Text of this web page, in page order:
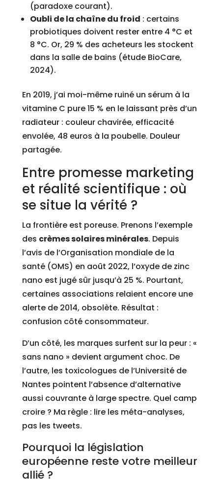
(paradoxe courant).
Oubli de la chaîne du froid : certains
probiotiques doivent rester entre 4 °C et
8 °C. Or, 29 % des acheteurs les stockent
dans la salle de bains (étude BioCare,
2024).
En 2019, j’ai moi-même ruiné un sérum à la
vitamine C pure 15 % en le laissant près d’un
radiateur : couleur chavirée, efficacité
envolée, 48 euros à la poubelle. Douleur
partagée.
Entre promesse marketing
et réalité scientifique : où
se situe la vérité ?
La frontière est poreuse. Prenons l’exemple
des crèmes solaires minérales. Depuis
l’avis de l’Organisation mondiale de la
santé (OMS) en août 2022, l’oxyde de zinc
nano est jugé sûr jusqu’à 25 %. Pourtant,
certaines associations relaient encore une
alerte de 2014, obsolète. Résultat :
confusion côté consommateur.
D’un côté, les marques surfent sur la peur : «
sans nano » devient argument choc. De
l’autre, les toxicologues de l’Université de
Nantes pointent l’absence d’alternative
aussi couvrante à large spectre. Quel camp
croire ? Ma règle : lire les méta-analyses,
pas les tweets.
Pourquoi la législation
européenne reste votre meilleur
allié ?